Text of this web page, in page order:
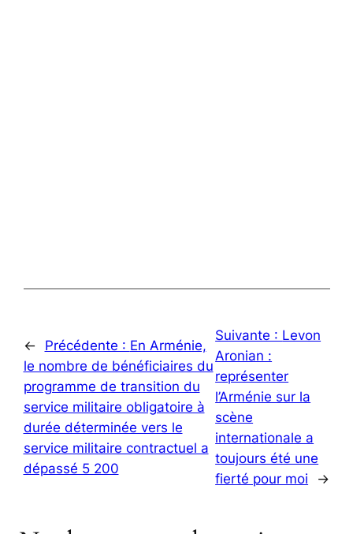
← Précédente : En Arménie,
le nombre de bénéficiaires du
programme de transition du
service militaire obligatoire à
durée déterminée vers le
service militaire contractuel a
dépassé 5 200
Suivante : Levon
Aronian :
représenter
l’Arménie sur la
scène
internationale a
toujours été une
fierté pour moi
→